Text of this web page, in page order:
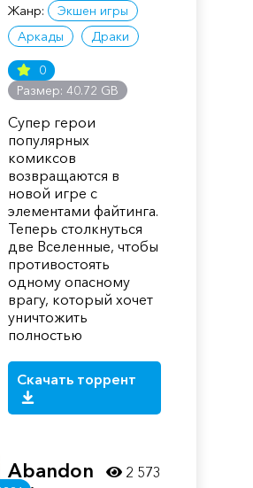
Жанр:
Экшен игры
Аркады
Драки
0
Размер: 40.72 GB
Супер герои
популярных
комиксов
возвращаются в
новой игре с
элементами файтинга.
Теперь столкнуться
две Вселенные, чтобы
противостоять
одному опасному
врагу, который хочет
уничтожить
полностью
Скачать торрент
Abandon
2 573